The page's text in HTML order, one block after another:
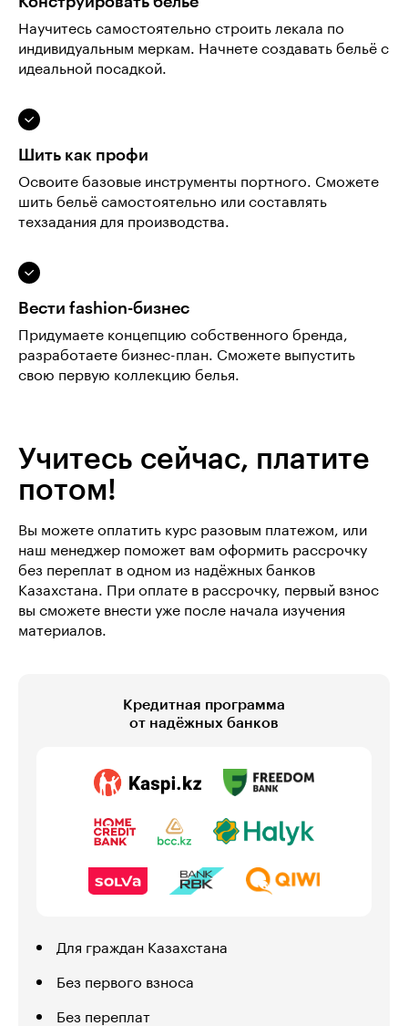
Научитесь самостоятельно строить лекала по
индивидуальным меркам. Начнете создавать бельё с
идеальной посадкой.
Шить как профи
Освоите базовые инструменты портного. Сможете
шить бельё самостоятельно или составлять
техзадания для производства.
Вести fashion-бизнес
Придумаете концепцию собственного бренда,
разработаете бизнес-план. Сможете выпустить
свою первую коллекцию белья.
Учитесь сейчас, платите
потом!
Вы можете оплатить курс разовым платежом, или
наш менеджер поможет вам оформить рассрочку
без переплат в одном из надёжных банков
Казахстана. При оплате в рассрочку, первый взнос
вы сможете внести уже после начала изучения
материалов.
Кредитная программа
от надёжных банков
Для граждан Казахстана
Без первого взноса
Без переплат